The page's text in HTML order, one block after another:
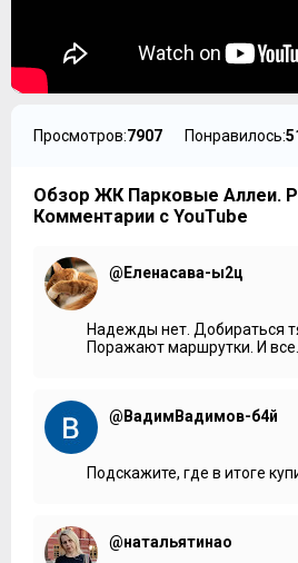
Просмотров:7907 Понравилось:
Обзор ЖК Парковые Аллеи.
Комментарии с YouTube
@Еленасава-ы2ц
Надежды нет. Добираться
Поражают маршрутки. И все.
@ВадимВадимов-б4й
Подскажите, где в итоге
@натальятинао